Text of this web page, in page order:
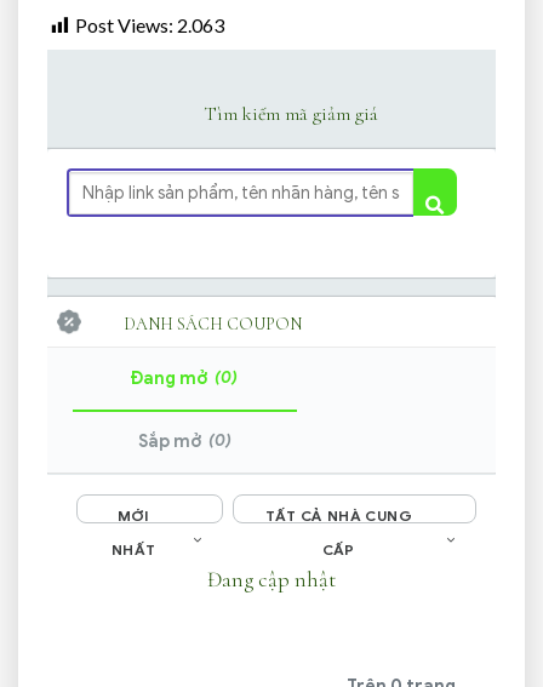
Post Views: 2.063
Tìm kiếm mã giảm giá
DANH SÁCH COUPON
Đang mở (0)
Sắp mở (0)
MỚI
NHẤT
TẤT CẢ NHÀ CUNG
CẤP
Đang cập nhật